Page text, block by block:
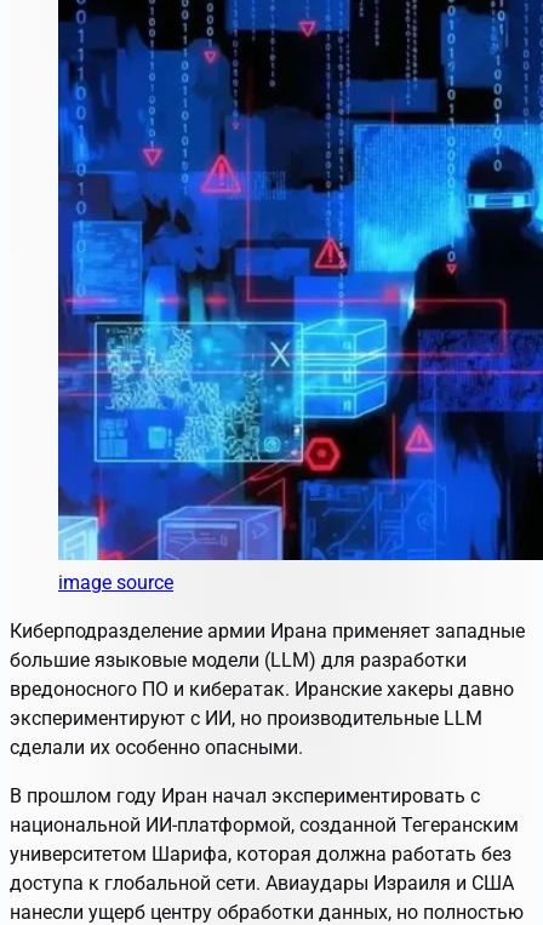
image source
Киберподразделение армии Ирана применяет западные
большие языковые модели (LLM) для разработки
вредоносного ПО и кибератак. Иранские хакеры давно
экспериментируют с ИИ, но производительные LLM
сделали их особенно опасными.
В прошлом году Иран начал экспериментировать с
национальной ИИ-платформой, созданной Тегеранским
университетом Шарифа, которая должна работать без
доступа к глобальной сети. Авиаудары Израиля и США
нанесли ущерб центру обработки данных, но полностью